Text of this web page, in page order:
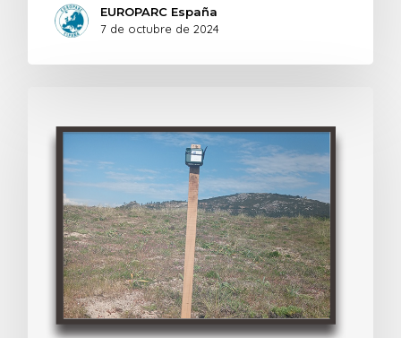
EUROPARC España
7 de octubre de 2024